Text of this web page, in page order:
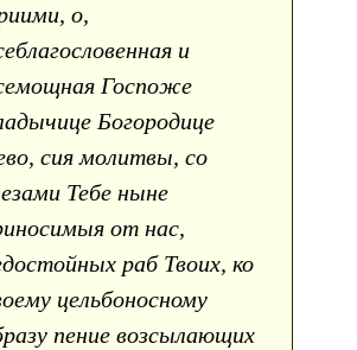
о,
и
Госпоже
Богородице
сия молитвы, со
Тебе ныне
от нас,
раб Твоих, ко
цельбоносному
пение возсылающих